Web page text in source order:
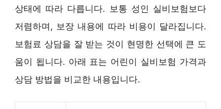
상태에 따라 다릅니다. 보통 성인 실비보험보다
저렴하며, 보장 내용에 따라 비용이 달라집니다.
보험료 상담을 잘 받는 것이 현명한 선택에 큰 도
움이 됩니다. 아래 표는 어린이 실비보험 가격과
상담 방법을 비교한 내용입니다.